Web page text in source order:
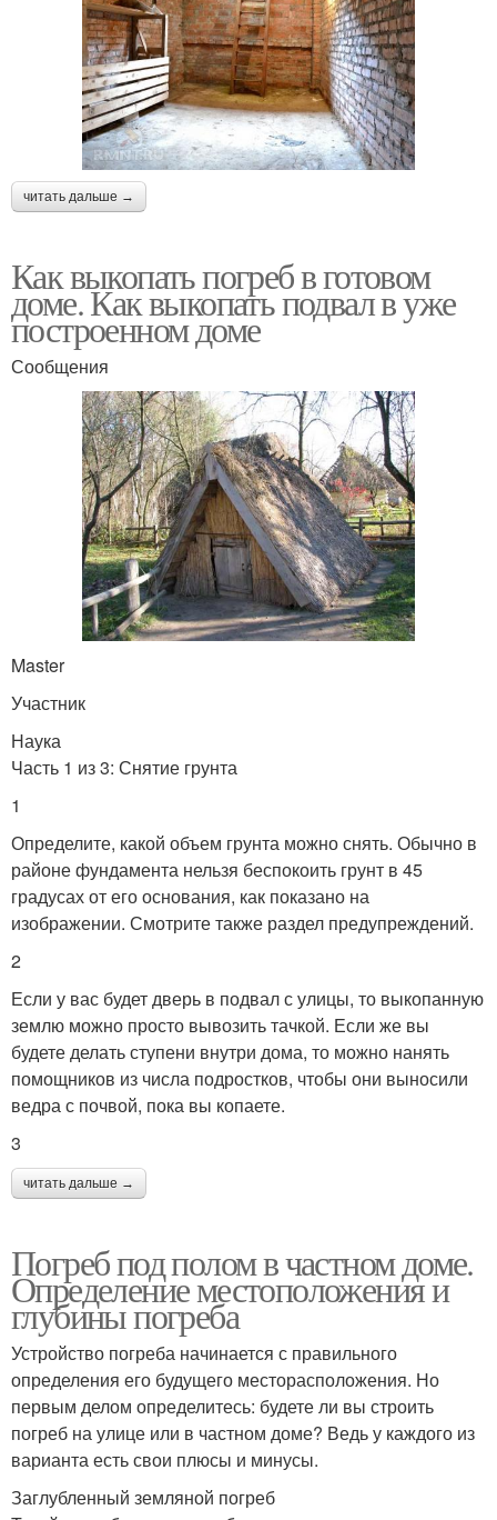
читать дальше →
Как выкопать погреб в готовом
доме. Как выкопать подвал в уже
построенном доме
Сообщения
Master
Участник
Наука
Часть 1 из 3: Снятие грунта
1
Определите, какой объем грунта можно снять. Обычно в
районе фундамента нельзя беспокоить грунт в 45
градусах от его основания, как показано на
изображении. Смотрите также раздел предупреждений.
2
Если у вас будет дверь в подвал с улицы, то выкопанную
землю можно просто вывозить тачкой. Если же вы
будете делать ступени внутри дома, то можно нанять
помощников из числа подростков, чтобы они выносили
ведра с почвой, пока вы копаете.
3
читать дальше →
Погреб под полом в частном доме.
Определение местоположения и
глубины погреба
Устройство погреба начинается с правильного
определения его будущего месторасположения. Но
первым делом определитесь: будете ли вы строить
погреб на улице или в частном доме? Ведь у каждого из
варианта есть свои плюсы и минусы.
Заглубленный земляной погреб